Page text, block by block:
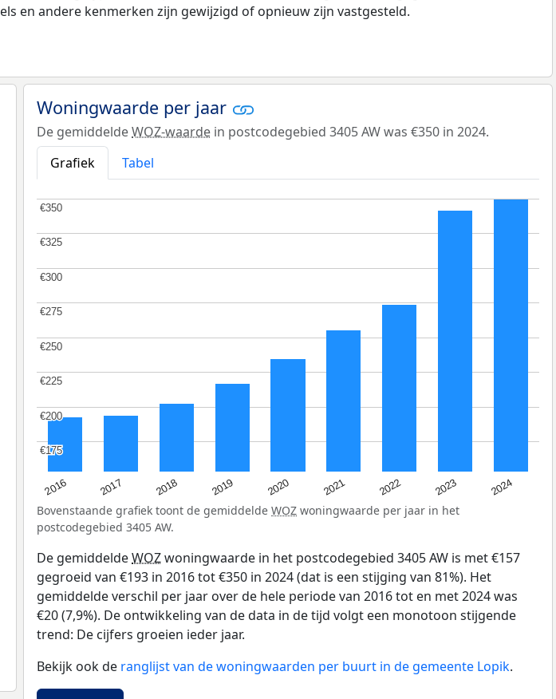
en andere kenmerken zijn gewijzigd of opnieuw zijn vastgesteld.
Woningwaarde per jaar
De gemiddeldeWOZ-waarde in postcodegebied 3405 AW was €350 in 2024.
Grafiek
Tabel
2016 2017 2018 2019 2020 2021 2022 2023 2024
€175
€175
€200
€200
€225
€225
€250
€250
€275
€275
€300
€300
€325
€325
€350
€350
Bovenstaande grafiek toont de gemiddelde WOZ woningwaarde per jaar in het
postcodegebied 3405 AW.
De gemiddeldeWOZwoningwaarde in het postcodegebied 3405 AW is met €157
gegroeid van €193 in 2016 tot €350 in 2024 (dat is een stijging van 81%). Het
gemiddelde verschil per jaar over de hele periode van 2016 tot en met 2024 was
€20 (7,9%). De ontwikkeling van de data in de tijd volgt een monotoon stijgende
trend: De cijfers groeien ieder jaar.
Bekijk ook de ranglijst van de woningwaarden per buurt in de gemeente Lopik.